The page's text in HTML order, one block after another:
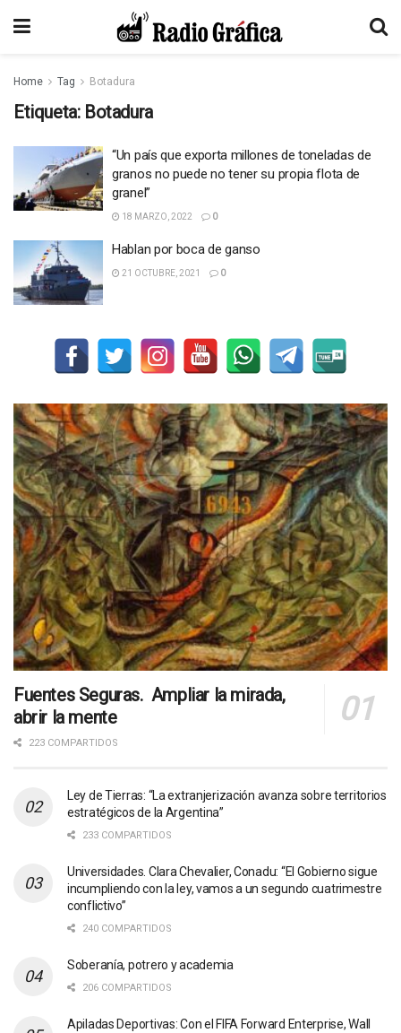
Home Tag Botadura
Etiqueta: Botadura
“Un país que exporta millones de toneladas de
granos no puede no tener su propia flota de
granel”
18 MARZO, 2022 0
Hablan por boca de ganso
21 OCTUBRE, 2021 0
Fuentes Seguras. Ampliar la mirada,
abrir la mente
223 COMPARTIDOS
Ley de Tierras: “La extranjerización avanza sobre territorios
estratégicos de la Argentina”
233 COMPARTIDOS
Universidades. Clara Chevalier, Conadu: “El Gobierno sigue
incumpliendo con la ley, vamos a un segundo cuatrimestre
conflictivo”
240 COMPARTIDOS
Soberanía, potrero y academia
206 COMPARTIDOS
Apiladas Deportivas: Con el FIFA Forward Enterprise, Wall